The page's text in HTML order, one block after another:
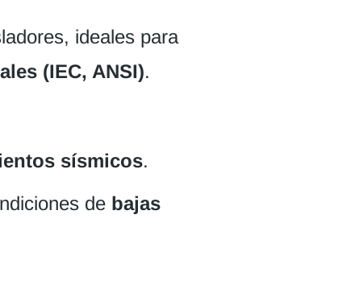
ideales para
(IEC, ANSI).
sísmicos.
de bajas